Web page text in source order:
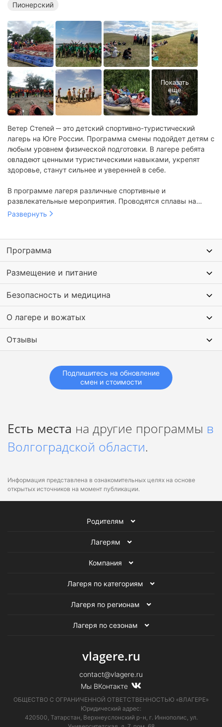
Пионерский
Ветер Степей ─ это детский спортивно-туристический
лагерь на Юге России. Программа смены подойдет детям с
любым уровнем физической подготовки. В лагере ребята
овладеют ценными туристическими навыками, укрепят
здоровье, станут сильнее и уверенней в себе.
В программе лагеря различные спортивные и
развлекательные мероприятия. Проводятся сплавы на
байдарках, треккинг. Дети научатся ставить палатку,
городке. Проводятся различные экскурсии к природным
достопримечательностям.
Кроме этого в лагере проводятся увлекательные сюжетные
игры, посещение казачьего хутора, вечерние творческие
мероприятия.
Развернуть
Программа
Размещение и питание
Безопасность и медицина
О лагере и вожатых
Отзывы
Подпишитесь на обновление
смен и стоимости
Есть места на другие программы в
Волгоградской области.
Информация представлена в ознакомительных целях на основе
открытых источников на момент публикации.
Родителям
Лагерям
Компания
Лагеря по категориям
Лагеря по регионам
Лагеря по сезонам
vlagere.ru
contact@vlagere.ru
Мы ВКонтакте
ОБЩЕСТВО С ОГРАНИЧЕННОЙ ОТВЕТСТВЕННОСТЬЮ «ВЛАГЕРЕ»
Юридический адрес:
420500, Татарстан, Верхнеуслонский р-н, г. Иннополис, ул.